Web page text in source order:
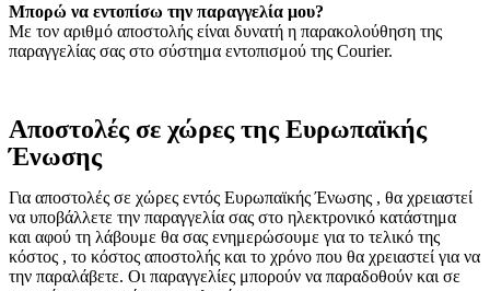
Μπορώ να εντοπίσω την παραγγελία μου?
Με τον αριθμό αποστολής είναι δυνατή η παρακολούθηση της
παραγγελίας σας στο σύστημα εντοπισμού της Courier.
Αποστολές σε χώρες της Ευρωπαϊκής
Ένωσης
Για αποστολές σε χώρες εντός Ευρωπαϊκής Ένωσης , θα χρειαστεί
να υποβάλλετε την παραγγελία σας στο ηλεκτρονικό κατάστημα
και αφού τη λάβουμε θα σας ενημερώσουμε για το τελικό της
κόστος , το κόστος αποστολής και το χρόνο που θα χρειαστεί για να
την παραλάβετε. Οι παραγγελίες μπορούν να παραδοθούν και σε